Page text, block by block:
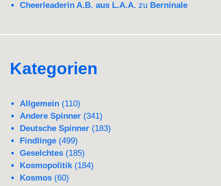
Cheerleaderin A.B. aus L.A.A. zu Berninale
Kategorien
Allgemein (110)
Andere Spinner (341)
Deutsche Spinner (183)
Findlinge (499)
Geselchtes (185)
Kosmopolitik(184)
Kosmos (60)